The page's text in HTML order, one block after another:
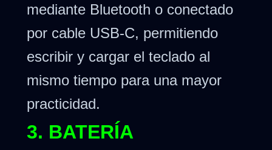
mediante Bluetooth o conectado
por cable USB-C, permitiendo
escribir y cargar el teclado al
mismo tiempo para una mayor
practicidad.
3. BATERÍA